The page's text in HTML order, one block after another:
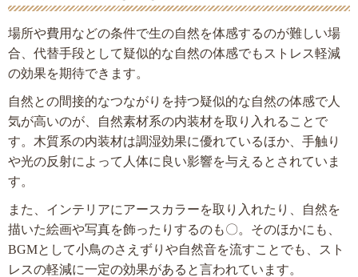
場所や費用などの条件で生の自然を体感するのが難しい場
合、代替手段として疑似的な自然の体感でもストレス軽減
の効果を期待できます。
自然との間接的なつながりを持つ疑似的な自然の体感で人
気が高いのが、自然素材系の内装材を取り入れることで
す。木質系の内装材は調湿効果に優れているほか、手触り
や光の反射によって人体に良い影響を与えるとされていま
す。
また、インテリアにアースカラーを取り入れたり、自然を
描いた絵画や写真を飾ったりするのも〇。そのほかにも、
BGMとして小鳥のさえずりや自然音を流すことでも、スト
レスの軽減に一定の効果があると言われています。